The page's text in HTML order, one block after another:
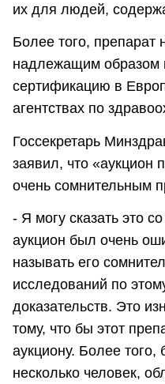
их для людей,
Более того, препарат
надлежащим образом
сертификацию в
агентствах по
Госсекретарь
заявил, что «аукцион
очень сомнительным
- Я могу сказать это
аукцион был очень
называть его
исследований по
доказательств. Это
тому, что бы этот
аукциону. Более
несколько человек,